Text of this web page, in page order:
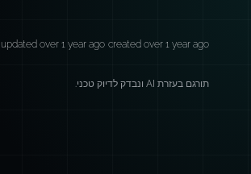
created over 1 year ago
updated over 1 year ago
תורגם בעזרת AI ונבדק לדיוק טכני.